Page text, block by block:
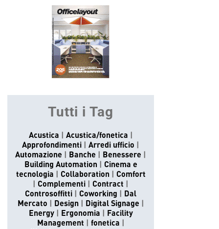
Tutti i Tag
Acustica
Acustica/fonetica
Approfondimenti
Arredi ufficio
Automazione
Banche
Benessere
Building Automation
Cinema e
tecnologia
Collaboration
Comfort
Complementi
Contract
Controsoffitti
Coworking
Dal
Mercato
Design
Digital Signage
Energy
Ergonomia
Facility
Management
fonetica